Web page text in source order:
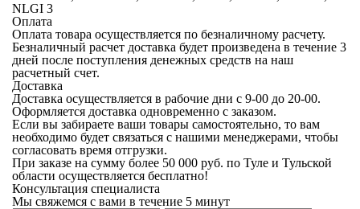
NLGI 3
Оплата
Оплата товара осуществляется по безналичному расчету.
Безналичный расчет доставка будет произведена в течение 3
дней после поступления денежных средств на наш
расчетный счет.
Доставка
Доставка осуществляется в рабочие дни с 9-00 до 20-00.
Оформляется доставка одновременно с заказом.
Если вы забираете ваши товары самостоятельно, то вам
необходимо будет связаться с нашими менеджерами, чтобы
согласовать время отгрузки.
При заказе на сумму более 50 000 руб. по Туле и Тульской
области осуществляется бесплатно!
Консультация специалиста
Мы свяжемся с вами в течение 5 минут